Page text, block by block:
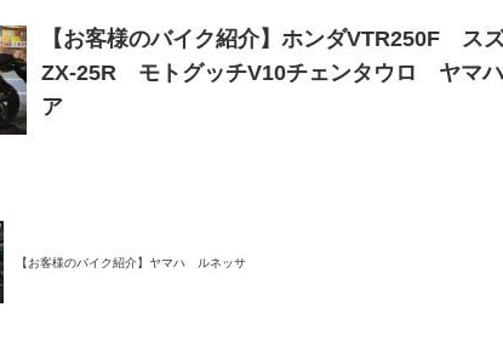
【お客様のバイク紹介】ホンダVTR250F ス
ZX-25R モトグッチV10チェンタウロ ヤマ
ア
【お客様のバイク紹介】ヤマハ ルネッサ